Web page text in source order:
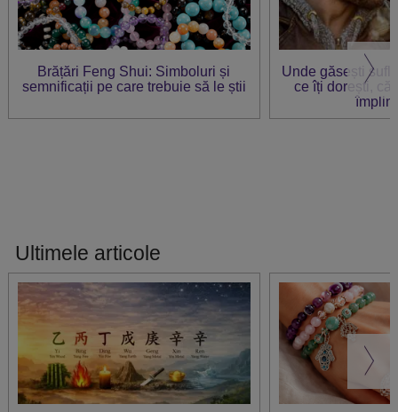
Brățări Feng Shui: Simboluri și
semnificații pe care trebuie să le știi
Unde găsești
ce îți dorești, că
Ultimele articole